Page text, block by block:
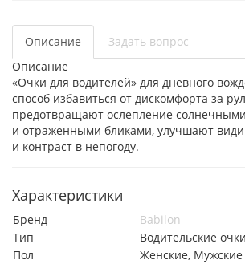
Описание
Задать вопрос
Описание
«Очки для водителей» для дневного
способ избавиться от дискомфорта за
предотвращают ослепление
и отраженными бликами, улучшают
и контраст в непогоду.
Характеристики
Бренд
Babilon
Тип
Водительские очки
Пол
Женские, Мужские